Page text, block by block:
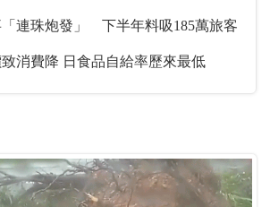
連珠炮發」 下半年料吸185萬旅客
國產大米漲價致消費降 日食品自給率歷來最低